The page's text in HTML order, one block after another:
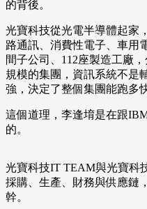
的背後。
光寶科技從光電半導體起家
路通訊、消費性電子、車用
間子公司、112座製造工廠
規模的集團，資訊系統不是
強，決定了整個集團能跑多快
這個道理，李逢堉是在跟
的。
光寶科技IT TEAM與光寶科
採購、生產、財務與供應鏈
幹。